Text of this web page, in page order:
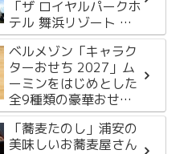
「ザ ロイヤルパークホ
テル 舞浜リゾート 東
京ベイ」2月13日開
業！
ベルメゾン「キャラク
ターおせち 2027」ム
ーミンをはじめとした
全9種類の豪華おせち
を徹底紹介
「蕎麦たのし」浦安の
美味しいお蕎麦屋さん